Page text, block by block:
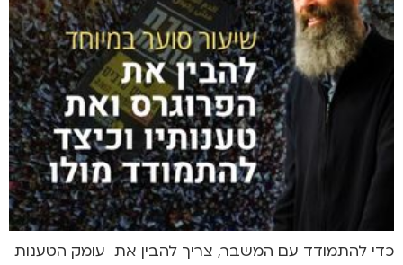
כדי להתמודד עם המשבר, צריך להבין את עומק הטענות